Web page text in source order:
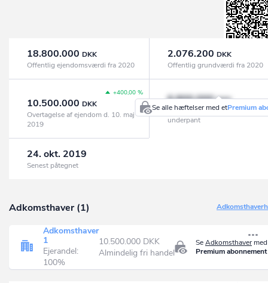
18.800.000 DKK
Offentlig ejendomsværdi fra 2020
2.076.200 DKK
Offentlig grundværdi fra 2020
+400,00 %
10.500.000 DKK
Overtagelse af ejendom d. 10. maj
2019
6.800.000DKK
Se alle hæftelser med etPremium
Realkredit, pantebreve og
underpant
24. okt. 2019
Senest påtegnet
Adkomsthaver (1)
SeAdkomsthaver
Premium abonnement
Adkomsthaver
1
Ejerandel:
100%
10.500.000 DKK
Almindelig fri handel